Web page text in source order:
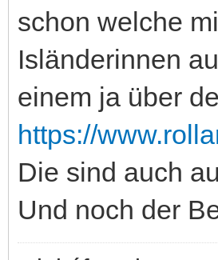
schon welche
Isländerinnen
einem ja über
https://
Die sind auch
Und noch der